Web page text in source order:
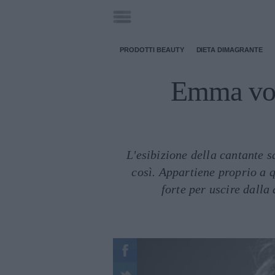
PRODOTTI BEAUTY DIETA DIMAGRANTE
Emma
L'esibizione della cantante
così. Appartiene proprio a
forte per uscire dalla